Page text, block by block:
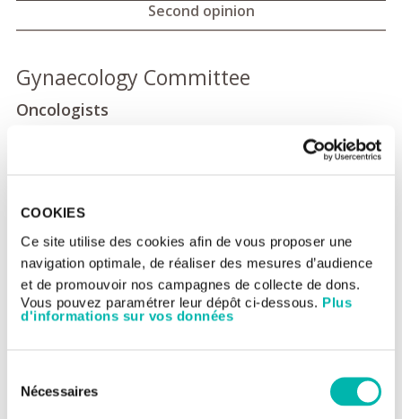
COOKIES
Ce site utilise des cookies afin de vous proposer une
navigation optimale, de réaliser des mesures d’audience
et de promouvoir nos campagnes de collecte de dons.
Vous pouvez paramétrer leur dépôt ci-dessous. Plus
d'informations sur vos données
Nécessaires
Second opinion
Gynaecology Committee
Oncologists
Dr Kaissa OUALI
Surgeons
Contacts:
Pr Sébastien GOUY
Head of the Gynecological Surgery Service